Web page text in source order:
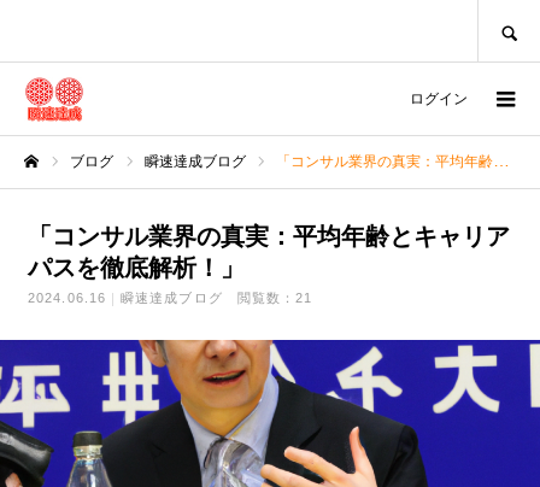
ログイン
ブログ 瞬速達成ブログ 「コンサル業界の真実：平均年齢とキャリアパスを徹底解析！」
「コンサル業界の真実：平均年齢とキャリア
パスを徹底解析！」
2024.06.16 瞬速達成ブログ 閲覧数：21